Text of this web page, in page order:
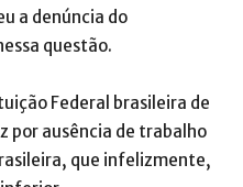
a denúncia do
questão.
Federal brasileira de
por ausência de trabalho
que infelizmente,